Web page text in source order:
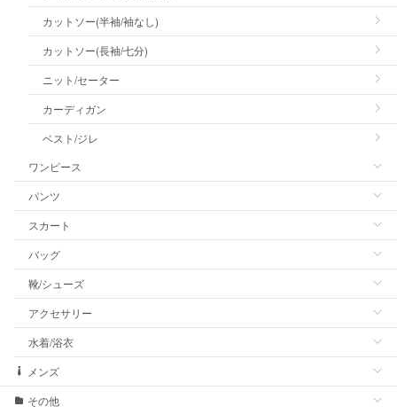
カットソー(半袖/袖なし)
カットソー(長袖/七分)
ニット/セーター
カーディガン
ベスト/ジレ
ワンピース
パンツ
スカート
バッグ
靴/シューズ
アクセサリー
水着/浴衣
メンズ
その他